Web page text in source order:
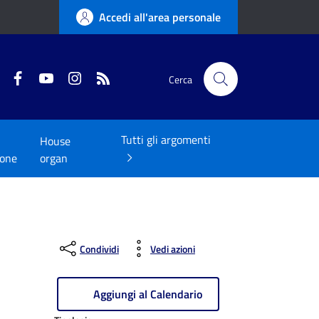
Accedi all'area personale
FacebookYouTubeInstagram Cerca
House
organ
Tutti gli argomenti
Condividi Vedi azioni
Aggiungi al Calendario